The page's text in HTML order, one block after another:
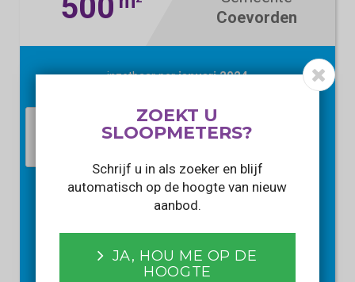
500
Coevorden
inzetbaar perjanuari 2024
PRIJS OPVRAGEN
Met het verzenden van dit formulier gaat u akkoord met ons
privacy statement
ZOEKT U
SLOOPMETERS?
Schrijf u in als zoeker en blijf
automatisch op de hoogte van nieuw
aanbod.
JA, HOU ME OP DE
HOOGTE